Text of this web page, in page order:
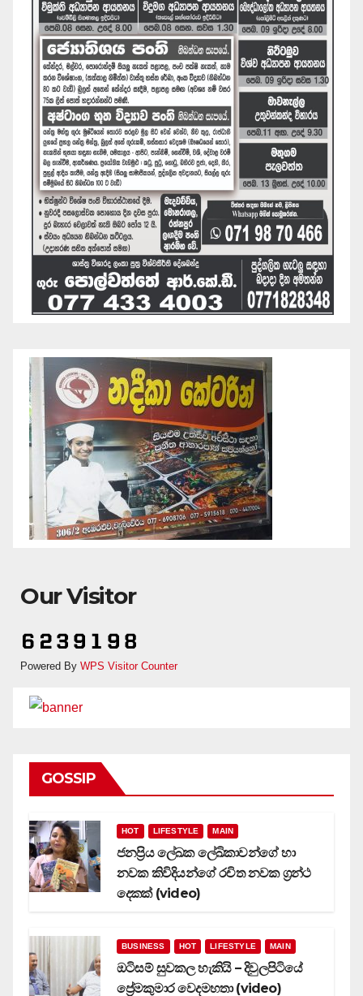
Our Visitor
Powered By WPS Visitor Counter
GOSSIP
HOT LIFESTYLE MAIN
ජනප්‍රිය ලේඛක ලේඛිකාවන්ගේ හා
නවක කිවිදියන්ගේ රචිත නවක ග්‍රන්ථ
දෙකක් (video)
BUSINESS HOT LIFESTYLE MAIN
ඔටිසම් සුවකල හැකියි – දිවුලපිටියේ
ප්‍රේමකුමාර වෙදමහතා (video)